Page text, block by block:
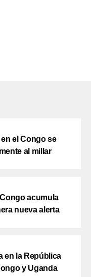
el Congo se
al millar
acumula
nueva alerta
en la República
y Uganda